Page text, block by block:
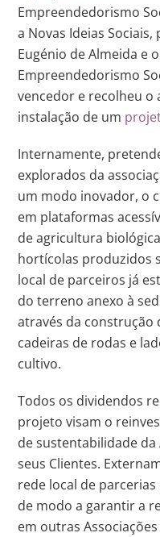
Empreendedorismo
a Novas Ideias
Eugénio de Almeida e
Empreendedorismo
vencedor e recolheu
instalação de um
Internamente,
explorados da
um modo inovador, o
em plataformas
de agricultura
hortícolas produzidos
local de parceiros já
do terreno anexo à
através da construção
cadeiras de rodas e
cultivo.
Todos os dividendos
projeto visam o
de sustentabilidade da
seus Clientes.
rede local de
de modo a garantir a
em outras